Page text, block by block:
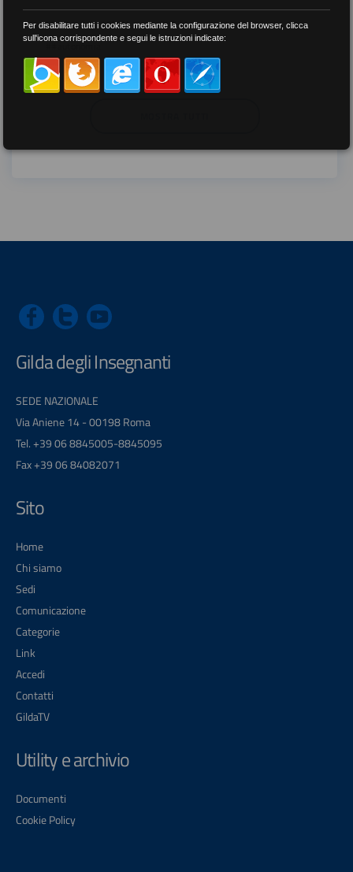
##DS ##FGU ##Gilda
##audoizioni
##autonomia
Gilda degli Insegnanti
SEDE NAZIONALE
Via Aniene 14 - 00198 Roma
Tel. +39 06 8845005-8845095
Fax +39 06 84082071
Sito
Home
Chi siamo
Sedi
Comunicazione
Categorie
Link
Accedi
Contatti
GildaTV
Utility e archivio
Documenti
Cookie Policy
Per disabilitare tutti i cookies mediante la configurazione del browser, clicca
sull'icona corrispondente e segui le istruzioni indicate: